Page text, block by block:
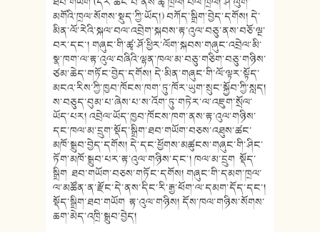
མགོའི་ཁྲལ་སོགས་སྡུད་ཀྱི་ཡོད།) བཀོད་སྒྲིག་བྱེད་དགོས། དེ་
མིན་ལོ་རེའི་སྐལ་བལ་འབྲེག་སྐབས་རྟ་འུལ་བཅུ་ནས་བཅོ་ལྔ་
བར་དང་། གཞུང་གི་ཚྭ་ཤོ་ཕྱིར་ལོག་སྐབས་གཞུང་འབྲེལ་མི་
སྣ་ཁག་ལ་རྟ་འུལ་བཞིའི་ལྷན་ཁལ་མ་བཅུ་གཅིག་བཅུ་གཉིས་
ཙམ་ཆེད་གཏོང་བྱེད་དགོས། དེ་མིན་གཞུང་གི་ལོ་ལྟར་སྟོད་
མངའ་རིས་ཀྱི་ཁྱབ་ཁོངས་ཁག་ཏུ་ཁོར་ཡུག་སྲུང་སྐྱོབ་ཀྱི་སླད།
ས་བཅུད་བུམ་པ་ཞེས་པ་ས་འོག་ཏུ་གཏེར་ལ་འཇུག་སྲོལ་
ཡོད་པར། འབྲེལ་ཡོད་ཁྱབ་ཁོངས་ཁག་ནས་རྟ་འུལ་གཉིས་
དང་ཁལ་མ་དྲུག་སྡོད་སྒྲིག་ཐབ་གཡོག་བཅས་འཐུས་ཚང་
མཁོ་སྒྲུབ་བྱེད་དགོས། དེ་དང་ཕྱོགས་མཚུངས་གཞུང་གི་ཤིང་
ཏོག་མཁོ་སྒྲུབ་པར་རྟ་འུལ་གཉིས་དང་། ཁལ་མ་དྲུག སྡོད་
སྒྲིག ཐབ་གཡོག་བཅས་གཏོང་དགོས། གཞུང་གི་དམག་ཁྲལ་
ལ་མཚོན་ན་རྫོང་དེ་ནས་དིང་རི་རྒྱ་ཕོག་ལ་དམག་དོད་དང་།
སྡོད་སྒྲིག་ཐབ་གཡོག རྟ་འུལ་གཉིས། དོས་ཁལ་གཉིས་སོགས་
ཆག་མེད་འཁྲི་སྒྲུབ་བྱེད།